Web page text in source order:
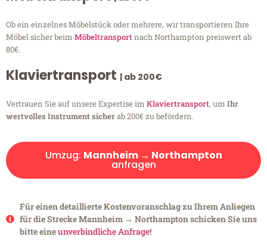
Ob ein einzelnes Möbelstück oder mehrere, wir transportieren Ihre
Möbel sicher beim Möbeltransportnach Northampton preiswert ab
80€.
Klaviertransport | ab 200€
Vertrauen Sie auf unsere Expertise im Klaviertransport, um Ihr
wertvolles Instrument sicherab 200€ zu befördern.
Umzug: Mannheim → Northampton
anfragen
Für einen detaillierte Kostenvoranschlag zu Ihrem Anliegen
für die Strecke Mannheim → Northampton schicken Sie uns
bitte eineunverbindliche Anfrage!